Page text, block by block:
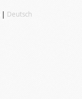
| Deutsch